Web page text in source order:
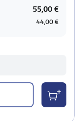
55,00 €
44,00 €